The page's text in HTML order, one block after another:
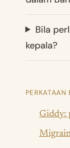
Bila
kepala?
PERKATAAN
Giddy: